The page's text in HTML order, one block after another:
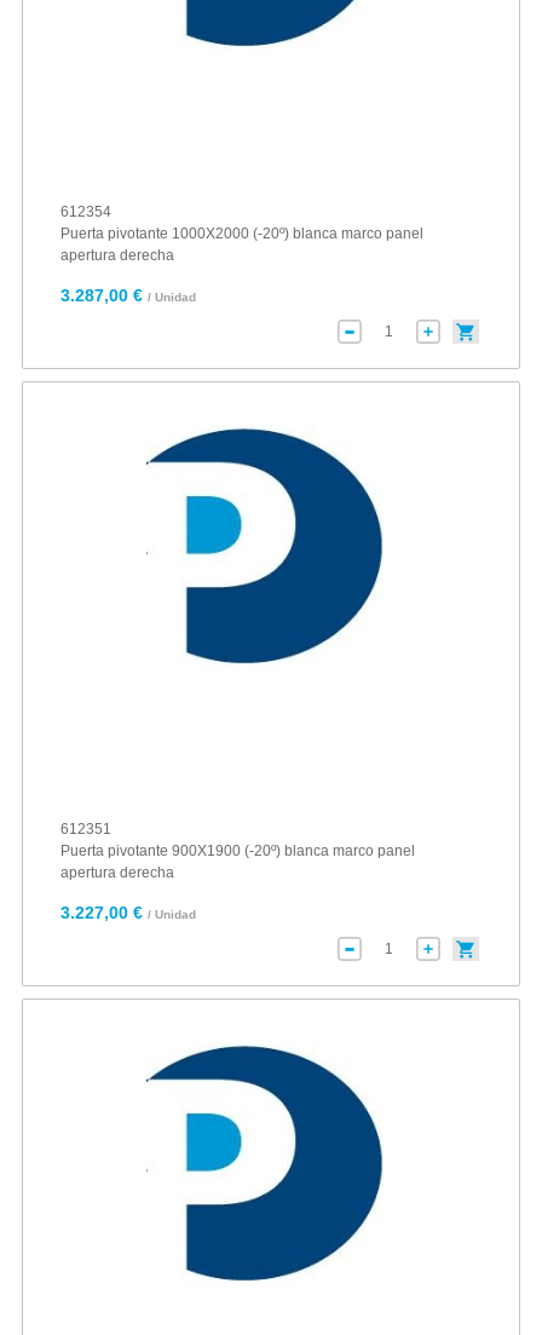
612354
Puerta pivotante 1000X2000 (-20º) blanca marco panel
apertura derecha
3.287,00 € / Unidad
612351
Puerta pivotante 900X1900 (-20º) blanca marco panel
apertura derecha
3.227,00 € / Unidad